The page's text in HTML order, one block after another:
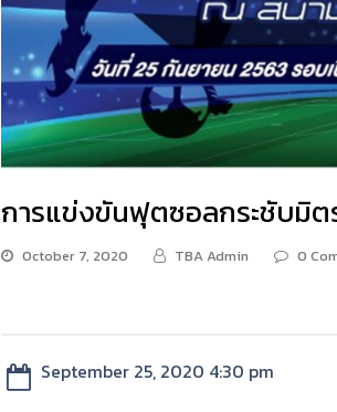
การแข่งขันฟุตซอลกระชับมิต
October 7, 2020 TBA Admin 0
September 25, 2020 4:30 pm